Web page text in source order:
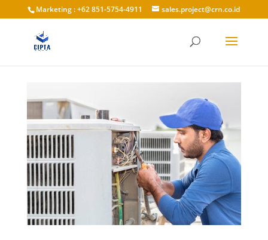
Marketing : +62 851-5754-4911 sales.project@crn.co.id